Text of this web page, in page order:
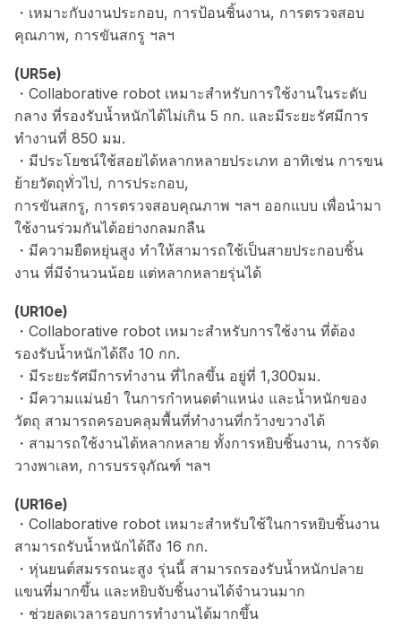
・เหมาะกับงานประกอบ, การป้อนชิ้นงาน, การตรวจสอบ
คุณภาพ, การขันสกรู ฯลฯ
(UR5e)
・Collaborative robot เหมาะสำหรับการใช้งานในระดับ
กลาง ที่รองรับน้ำหนักได้ไม่เกิน 5 กก. และมีระยะรัศมีการ
ทำงานที่ 850 มม.
・มีประโยชน์ใช้สอยได้หลากหลายประเภท อาทิเช่น การขน
ย้ายวัตถุทั่วไป, การประกอบ,
การขันสกรู, การตรวจสอบคุณภาพ ฯลฯ ออกแบบ เพื่อนำมา
ใช้งานร่วมกันได้อย่างกลมกลืน
・มีความยืดหยุ่นสูง ทำให้สามารถใช้เป็นสายประกอบชิ้น
งาน ที่มีจำนวนน้อย แต่หลากหลายรุ่นได้
(UR10e)
・Collaborative robot เหมาะสำหรับการใช้งาน ที่ต้อง
รองรับน้ำหนักได้ถึง 10 กก.
・มีระยะรัศมีการทำงาน ที่ไกลขึ้น อยู่ที่ 1,300มม.
・มีความแม่นยำ ในการกำหนดตำแหน่ง และน้ำหนักของ
วัตถุ สามารถครอบคลุมพื้นที่ทำงานที่กว้างขวางได้
・สามารถใช้งานได้หลากหลาย ทั้งการหยิบชิ้นงาน, การจัด
วางพาเลท, การบรรจุภัณฑ์ ฯลฯ
(UR16e)
・Collaborative robot เหมาะสำหรับใช้ในการหยิบชิ้นงาน
สามารถรับน้ำหนักได้ถึง 16 กก.
・หุ่นยนต์สมรรถนะสูง รุ่นนี้ สามารถรองรับน้ำหนักปลาย
แขนที่มากขึ้น และหยิบจับชิ้นงานได้จำนวนมาก
・ช่วยลดเวลารอบการทำงานได้มากขึ้น